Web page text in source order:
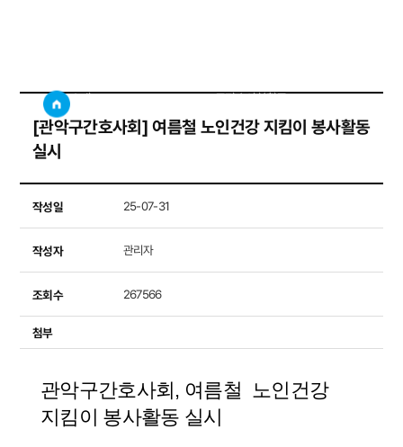
소개 구간호사회활동
[관악구간호사회] 여름철 노인건강 지킴이 봉사활동
실시
작성일 25-07-31
작성자 관리자
조회수 267566
첨부
관악구간호사회, 여름철 노인건강
지킴이 봉사활동 실시